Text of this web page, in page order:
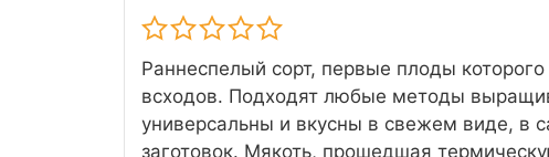
Раннеспелый сорт, первые плоды
всходов. Подходят любые методы
универсальны и вкусны в свежем виде, в
заготовок. Мякоть, прошедшая